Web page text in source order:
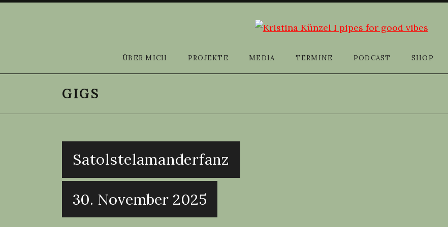
Kristina Künzel
ÜBER MICH PROJEKTE MEDIA TERMINE PODCAST SHOP
GIGS
Satolstelamanderfanz
30. November 2025